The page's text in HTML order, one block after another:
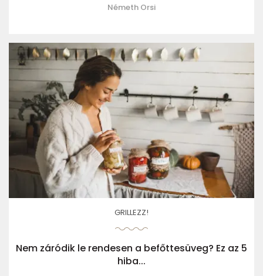
Németh Orsi
GRILLEZZ!
Nem záródik le rendesen a befőttesüveg? Ez az 5
hiba...